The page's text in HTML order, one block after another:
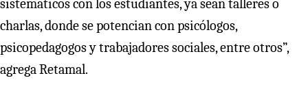
sistemáticos con los estudiantes, ya sean talleres o
charlas, donde se potencian con psicólogos,
psicopedagogos y trabajadores sociales, entre otros”,
agrega Retamal.